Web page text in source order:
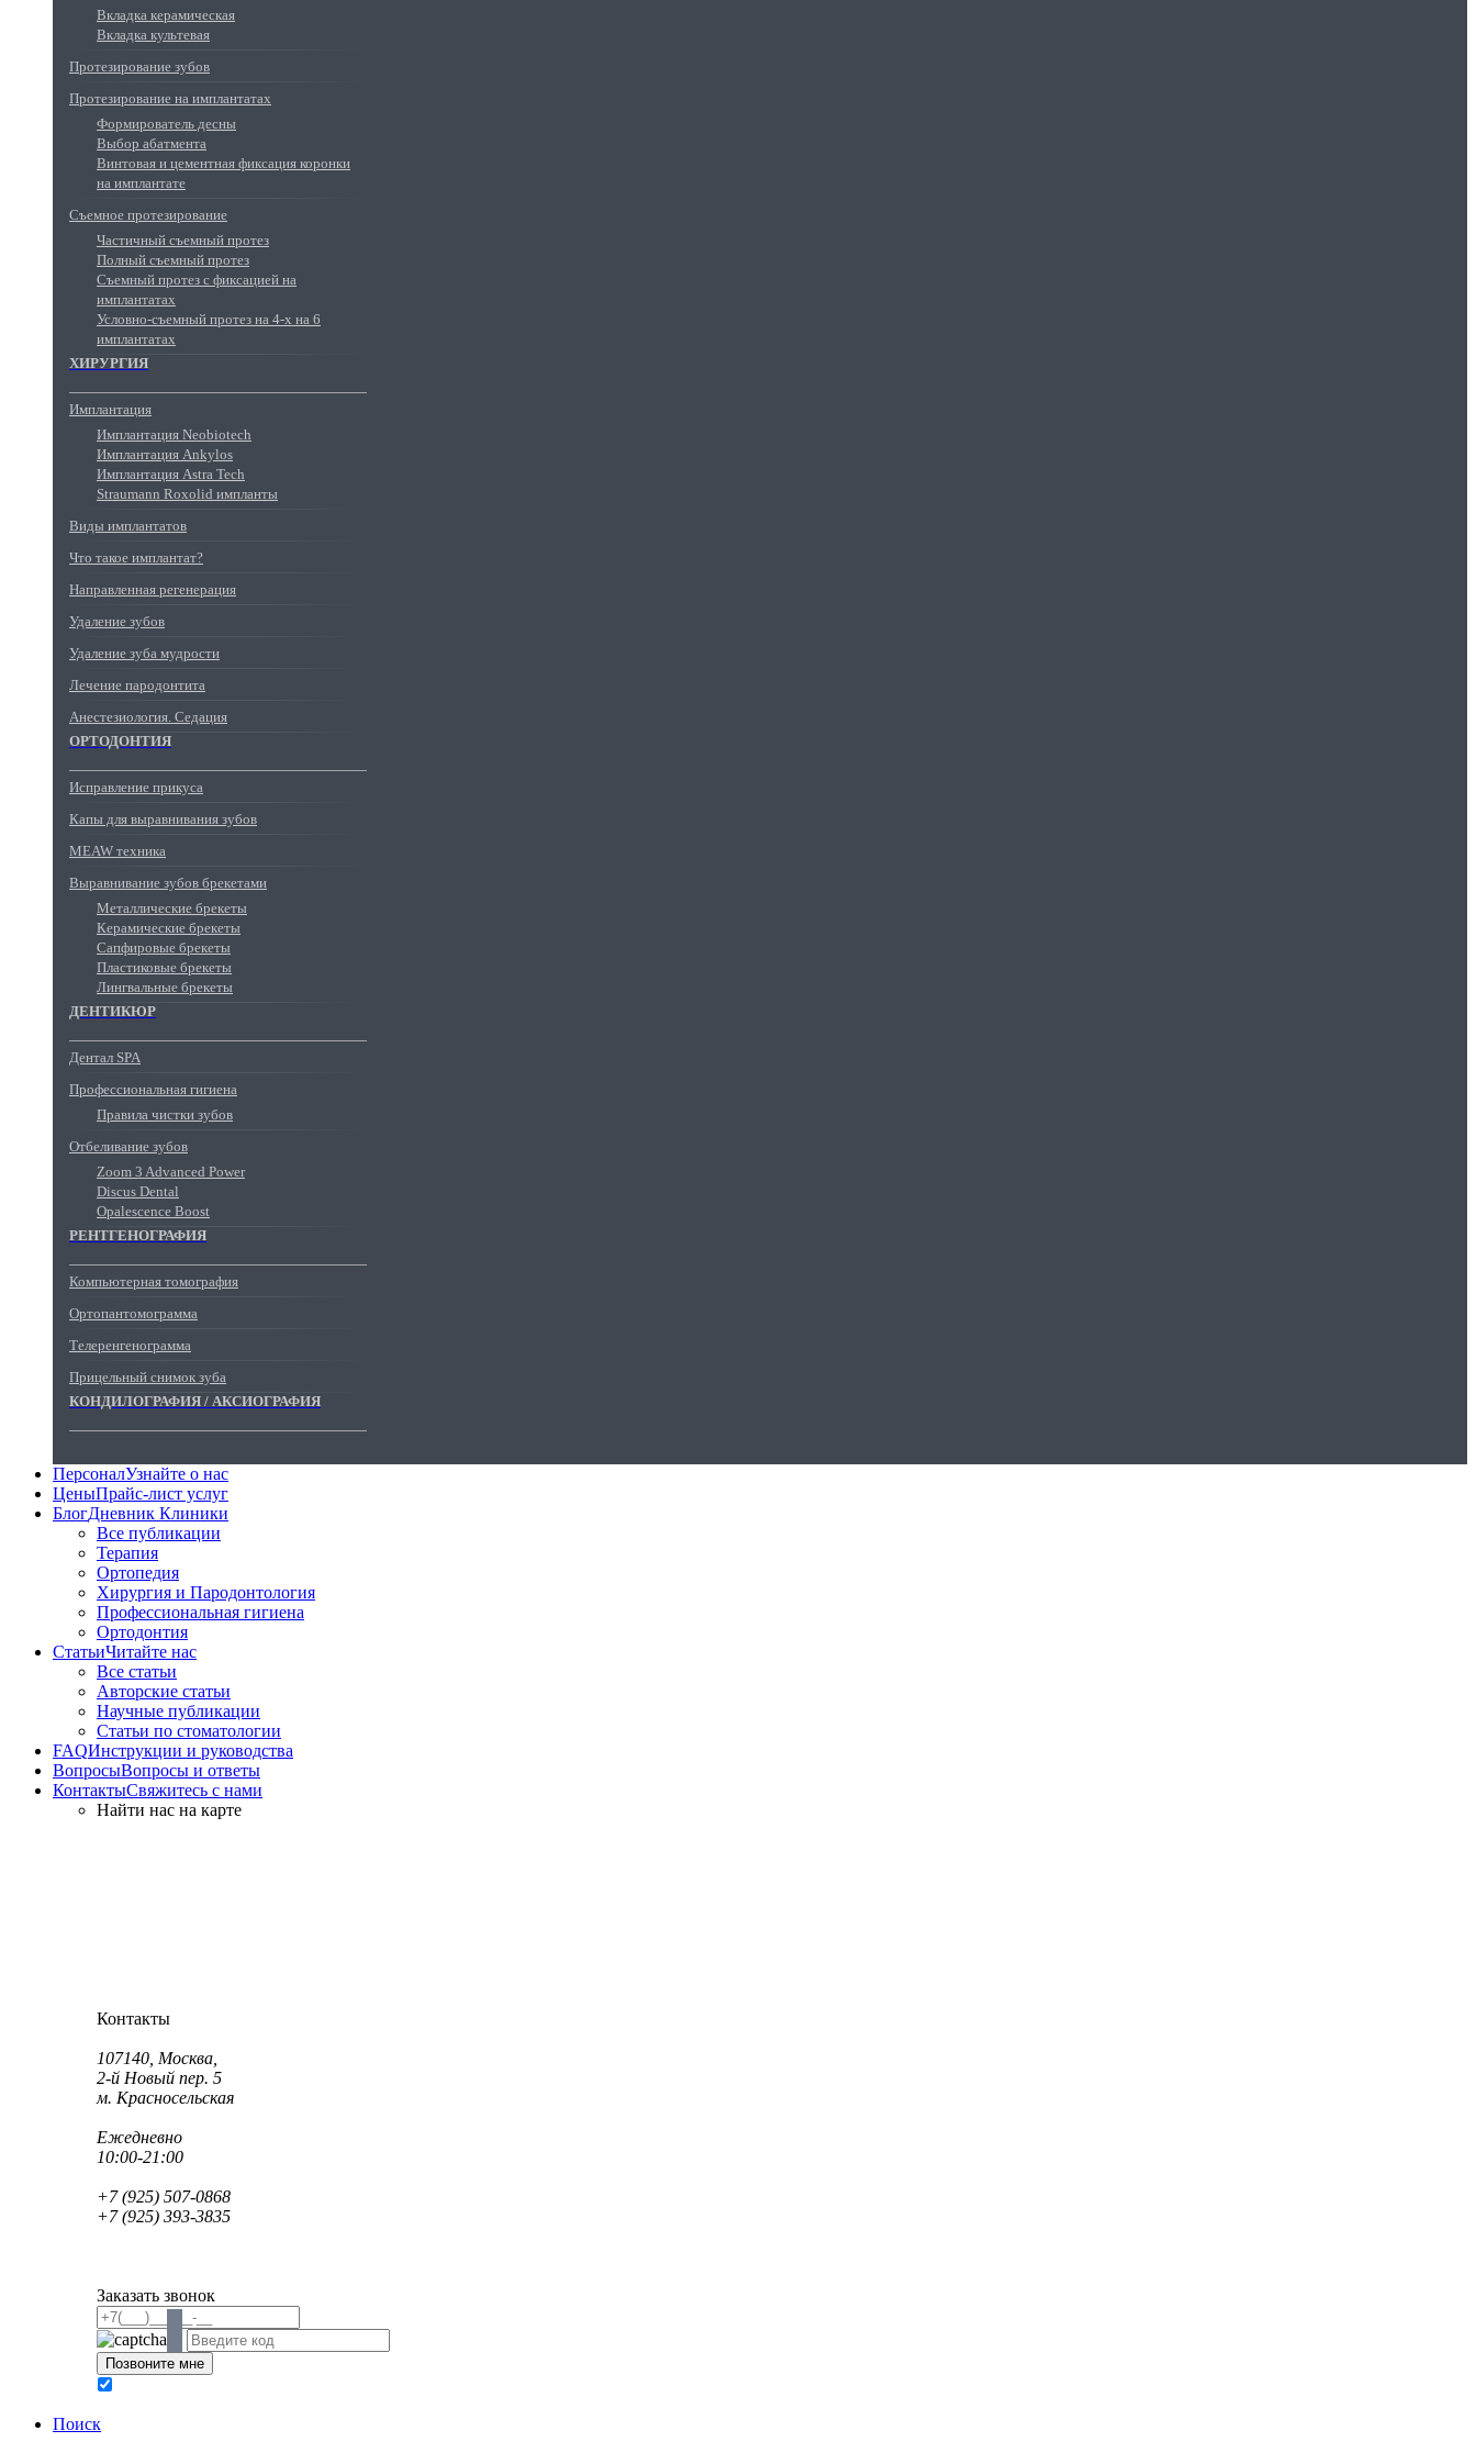
Вкладка керамическая
Вкладка культевая
Протезирование зубов
Протезирование на имплантатах
Формирователь десны
Выбор абатмента
Винтовая и цементная фиксация коронки
на имплантате
Съемное протезирование
Частичный съемный протез
Полный съемный протез
Съемный протез с фиксацией на
имплантатах
Условно-съемный протез на 4-х на 6
имплантатах
ХИРУРГИЯ
Имплантация
Имплантация Neobiotech
Имплантация Ankylos
Имплантация Astra Tech
Straumann Roxolid импланты
Виды имплантатов
Что такое имплантат?
Направленная регенерация
Удаление зубов
Удаление зуба мудрости
Лечение пародонтита
Анестезиология. Седация
ОРТОДОНТИЯ
Исправление прикуса
Капы для выравнивания зубов
MEAW техника
Выравнивание зубов брекетами
Металлические брекеты
Керамические брекеты
Сапфировые брекеты
Пластиковые брекеты
Лингвальные брекеты
ДЕНТИКЮР
Дентал SPA
Профессиональная гигиена
Правила чистки зубов
Отбеливание зубов
Zoom 3 Advanced Power
Discus Dental
Opalescence Boost
РЕНТГЕНОГРАФИЯ
Компьютерная томография
Ортопантомограмма
Телеренгенограмма
Прицельный снимок зуба
КОНДИЛОГРАФИЯ / АКСИОГРАФИЯ
ПерсоналУзнайте о нас
ЦеныПрайс-лист услуг
БлогДневник Клиники
Все публикации
Терапия
Ортопедия
Хирургия и Пародонтология
Профессиональная гигиена
Ортодонтия
СтатьиЧитайте нас
Все статьи
Авторские статьи
Научные публикации
Статьи по стоматологии
FAQИнструкции и руководства
ВопросыВопросы и ответы
КонтактыСвяжитесь с нами
Найти нас на карте
Контакты
107140, Москва,
2-й Новый пер. 5
м. Красносельская
Ежедневно
10:00-21:00
+7 (925) 507-0868
+7 (925) 393-3835
Заказать звонок
Поиск